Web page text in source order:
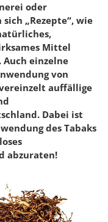
oder
„Rezepte“, wie
Mittel
Auch einzelne
von
auffällige
Dabei ist
des Tabaks
abzuraten!